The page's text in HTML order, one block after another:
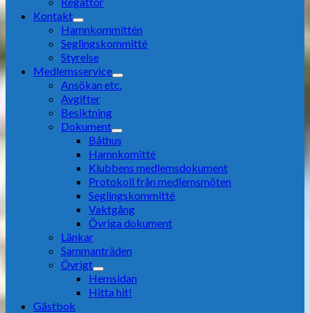
Kontakt
Hamnkommittén
Seglingskommitté
Styrelse
Medlemsservice
Ansökan etc.
Avgifter
Besiktning
Dokument
Båthus
Hamnkomitté
Klubbens medlemsdokument
Protokoll från medlemsmöten
Seglingskommitté
Vaktgång
Övriga dokument
Länkar
Sammanträden
Övrigt
Hemsidan
Hitta hit!
Gästbok